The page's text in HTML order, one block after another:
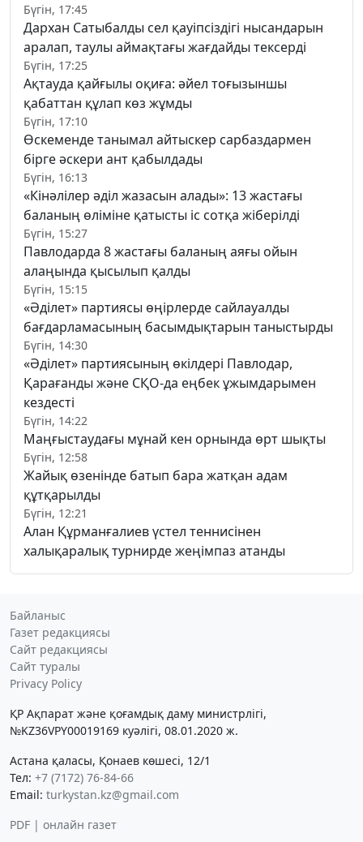
Бүгін, 17:45
Дархан Сатыбалды сел қауіпсіздігі нысандарын
аралап, таулы аймақтағы жағдайды тексерді
Бүгін, 17:25
Ақтауда қайғылы оқиға: әйел тоғызыншы
қабаттан құлап көз жұмды
Бүгін, 17:10
Өскеменде танымал айтыскер сарбаздармен
бірге әскери ант қабылдады
Бүгін, 16:13
«Кінәлілер әділ жазасын алады»: 13 жастағы
баланың өліміне қатысты іс сотқа жіберілді
Бүгін, 15:27
Павлодарда 8 жастағы баланың аяғы ойын
алаңында қысылып қалды
Бүгін, 15:15
«Әділет» партиясы өңірлерде сайлауалды
бағдарламасының басымдықтарын таныстырды
Бүгін, 14:30
«Әділет» партиясының өкілдері Павлодар,
Қарағанды және СҚО-да еңбек ұжымдарымен
кездесті
Бүгін, 14:22
Маңғыстаудағы мұнай кен орнында өрт шықты
Бүгін, 12:58
Жайық өзенінде батып бара жатқан адам
құтқарылды
Бүгін, 12:21
Алан Құрманғалиев үстел теннисінен
халықаралық турнирде жеңімпаз атанды
Байланыс
Газет редакциясы
Сайт редакциясы
Сайт туралы
Privacy Policy
ҚР Ақпарат және қоғамдық даму министрлігі,
№KZ36VPY00019169 куәлігі, 08.01.2020 ж.
Астана қаласы, Қонаев көшесі, 12/1
Тел: +7 (7172) 76-84-66
Email: turkystan.kz@gmail.com
PDF | онлайн газет